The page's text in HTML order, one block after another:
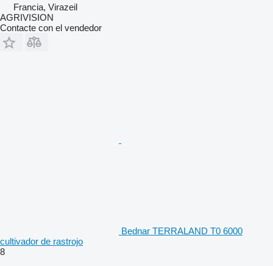
Francia, Virazeil
AGRIVISION
Contacte con el vendedor
Bednar TERRALAND T0 6000
cultivador de rastrojo
8